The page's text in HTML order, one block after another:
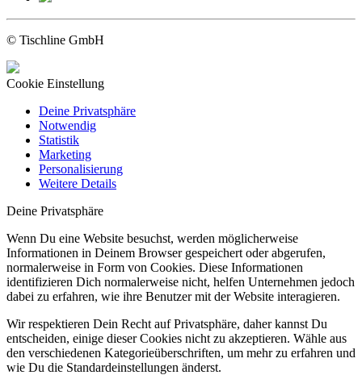
© Tischline GmbH
Cookie Einstellung
Deine Privatsphäre
Notwendig
Statistik
Marketing
Personalisierung
Weitere Details
Deine Privatsphäre
Wenn Du eine Website besuchst, werden möglicherweise
Informationen in Deinem Browser gespeichert oder abgerufen,
normalerweise in Form von Cookies. Diese Informationen
identifizieren Dich normalerweise nicht, helfen Unternehmen jedoch
dabei zu erfahren, wie ihre Benutzer mit der Website interagieren.
Wir respektieren Dein Recht auf Privatsphäre, daher kannst Du
entscheiden, einige dieser Cookies nicht zu akzeptieren. Wähle aus
den verschiedenen Kategorieüberschriften, um mehr zu erfahren und
wie Du die Standardeinstellungen änderst.